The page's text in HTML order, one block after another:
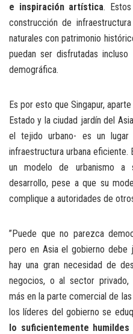
e inspiración artística.
construcción de
naturales con patrimonio
puedan ser disfrutadas
demográfica.
Es por esto que Singapur,
Estado y la ciudad jardín del
el tejido urbano- es un
infraestructura urbana eficiente.
un modelo de urbanismo a
desarrollo, pese a que su
complique a autoridades de
”Puede que no parezca
pero en Asia el gobierno debe
hay una gran necesidad de
negocios, o al sector privado,
más en la parte comercial de
los líderes del gobierno se
lo suficientemente